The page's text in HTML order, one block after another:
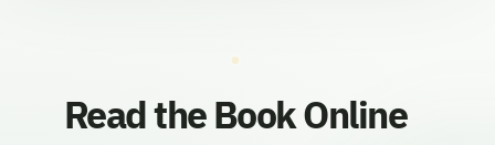
Read the Book Online